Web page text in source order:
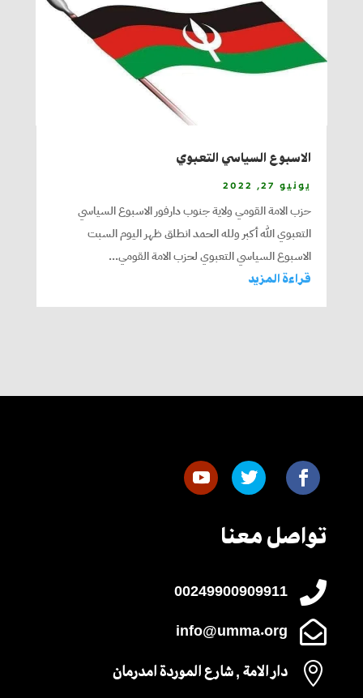
الاسبوع السياسي التعبوي
يونيو 27, 2022
حزب الامة القومي ولاية جنوب دارفور الاسبوع السياسي
التعبوي الله أكبر ولله الحمد انطلق ظهر اليوم السبت
الاسبوع السياسي التعبوي لحزب الامة القومي...
قراءة المزيد
تواصل معنا

00249900909911

info@umma.org
 دار الامة , شارع الموردة امدرمان